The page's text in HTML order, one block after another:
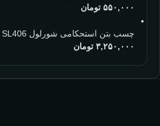
۵۵۰,۰۰۰ تومان
چسب بتن استحکامی شورلول Sure Add SL406
۳,۲۵۰,۰۰۰ تومان